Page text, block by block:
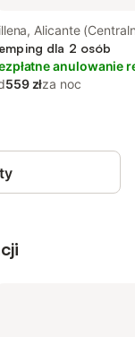
Alicante
dla 2 osób
anulowanie
559 złza noc